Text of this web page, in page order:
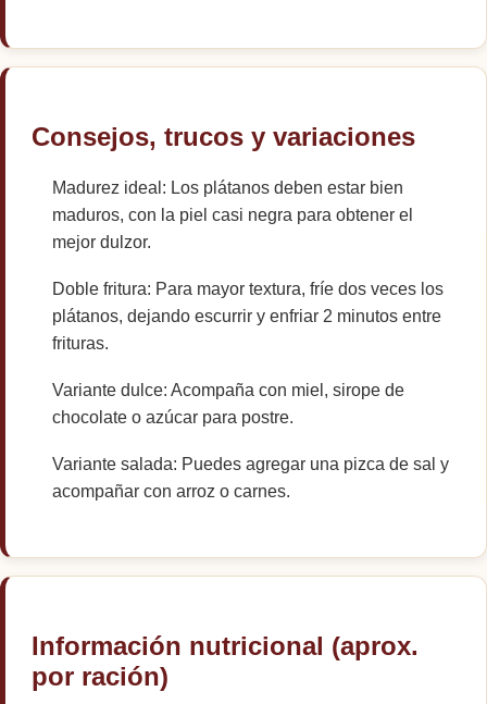
Consejos, trucos y variaciones
Madurez ideal: Los plátanos deben estar bien
maduros, con la piel casi negra para obtener el
mejor dulzor.
Doble fritura: Para mayor textura, fríe dos veces los
plátanos, dejando escurrir y enfriar 2 minutos entre
frituras.
Variante dulce: Acompaña con miel, sirope de
chocolate o azúcar para postre.
Variante salada: Puedes agregar una pizca de sal y
acompañar con arroz o carnes.
Información nutricional (aprox.
por ración)